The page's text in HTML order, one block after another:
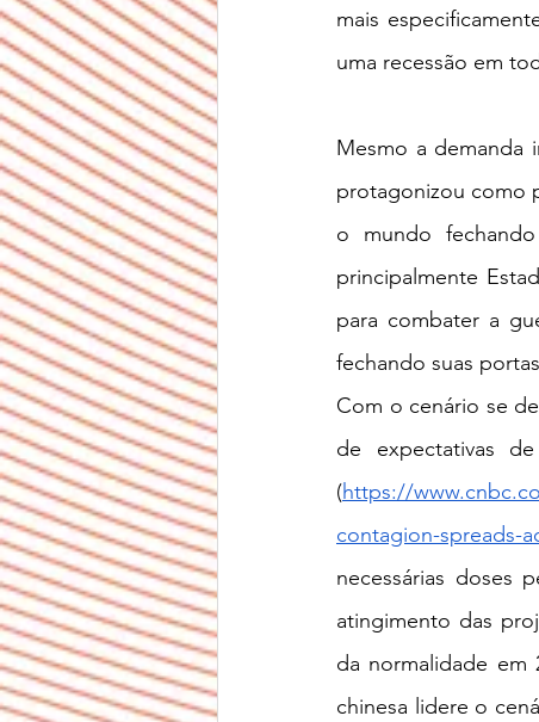
mais
uma recessão em
Mesmo a demanda
protagonizou como
o mundo
principalmente
para combater a
Com o cenário se
de expectativas
(https://
contagion-spreads-
necessárias doses
atingimento das
da normalidade em
chinesa lidere o